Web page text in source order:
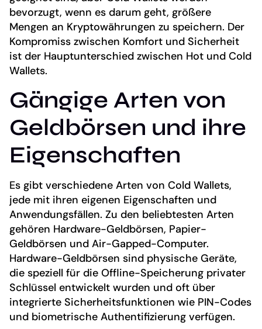
bevorzugt, wenn es darum geht, größere
Mengen an Kryptowährungen zu speichern. Der
Kompromiss zwischen Komfort und Sicherheit
ist der Hauptunterschied zwischen Hot und Cold
Wallets.
Gängige Arten von
Geldbörsen und ihre
Eigenschaften
Es gibt verschiedene Arten von Cold Wallets,
jede mit ihren eigenen Eigenschaften und
Anwendungsfällen. Zu den beliebtesten Arten
gehören Hardware-Geldbörsen, Papier-
Geldbörsen und Air-Gapped-Computer.
Hardware-Geldbörsen sind physische Geräte,
die speziell für die Offline-Speicherung privater
Schlüssel entwickelt wurden und oft über
integrierte Sicherheitsfunktionen wie PIN-Codes
und biometrische Authentifizierung verfügen.